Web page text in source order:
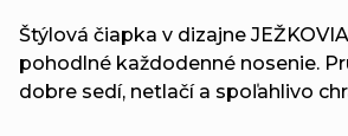
Štýlová čiapka v dizajne
pohodlné každodenné nosenie.
dobre sedí, netlačí a spoľahlivo